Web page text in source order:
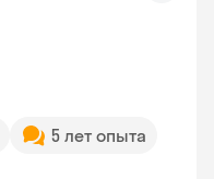
5 лет опыта